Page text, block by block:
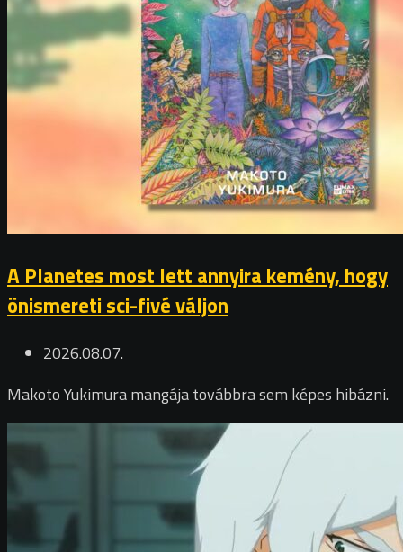
A Planetes most lett annyira kemény, hogy
önismereti sci-fivé váljon
2026.08.07.
Makoto Yukimura mangája továbbra sem képes hibázni.